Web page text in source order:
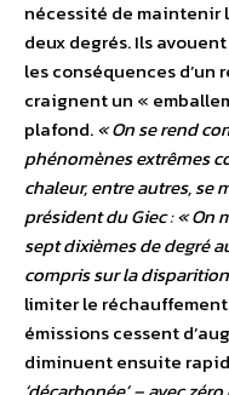
nécessité de maintenir
deux degrés. Ils
les conséquences
craignent un «
plafond.« On se rend
phénomènes extrêmes
chaleur, entre autres, se
président du Giec : « On
sept dixièmes de degré
compris sur la
limiter le
émissions cessent
diminuent ensuite